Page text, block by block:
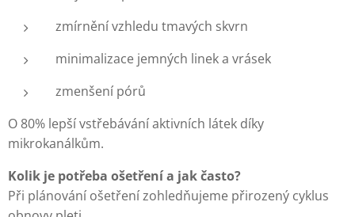
zmírnění vzhledu tmavých skvrn
minimalizace jemných linek a vrásek
zmenšení pórů
O 80% lepší vstřebávání aktivních látek díky
mikrokanálkům.
Kolik je potřeba ošetření a jak často?
Při plánování ošetření zohledňujeme přirozený cyklus